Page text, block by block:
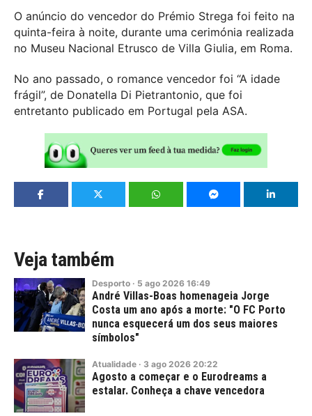
O anúncio do vencedor do Prémio Strega foi feito na
quinta-feira à noite, durante uma cerimónia realizada
no Museu Nacional Etrusco de Villa Giulia, em Roma.
No ano passado, o romance vencedor foi “A idade
frágil”, de Donatella Di Pietrantonio, que foi
entretanto publicado em Portugal pela ASA.
Veja também
Desporto · 5 ago 2026 16:49
André Villas-Boas homenageia Jorge
Costa um ano após a morte: "O FC Porto
nunca esquecerá um dos seus maiores
símbolos"
Atualidade · 3 ago 2026 20:22
Agosto a começar e o Eurodreams a
estalar. Conheça a chave vencedora